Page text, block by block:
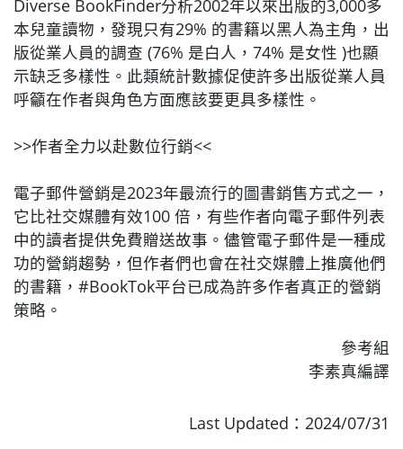
Diverse BookFinder分析2002年以來出版的3,000多
本兒童讀物，發現只有29% 的書籍以黑人為主角，出
版從業人員的調查 (76% 是白人，74% 是女性 )也顯
示缺乏多樣性。此類統計數據促使許多出版從業人員
呼籲在作者與角色方面應該要更具多樣性。
>>作者全力以赴數位行銷<<
電子郵件營銷是2023年最流行的圖書銷售方式之一，
它比社交媒體有效100 倍，有些作者向電子郵件列表
中的讀者提供免費贈送故事。儘管電子郵件是一種成
功的營銷趨勢，但作者們也會在社交媒體上推廣他們
的書籍，#BookTok平台已成為許多作者真正的營銷
策略。
參考組
李素真編譯
Last Updated：2024/07/31